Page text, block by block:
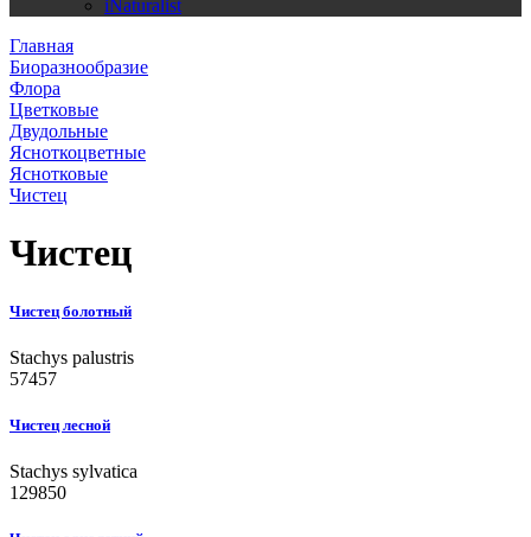
iNaturalist
Главная
Биоразнообразие
Флора
Цветковые
Двудольные
Ясноткоцветные
Яснотковые
Чистец
Чистец
Чистец болотный
Stachys palustris
57457
Чистец лесной
Stachys sylvatica
129850